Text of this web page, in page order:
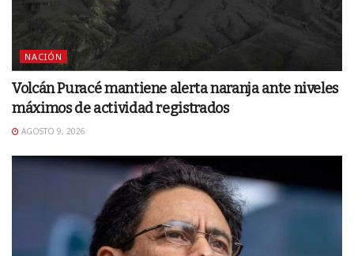
NACIÓN
Volcán Puracé mantiene alerta naranja ante niveles
máximos de actividad registrados
AGOSTO 9, 2026